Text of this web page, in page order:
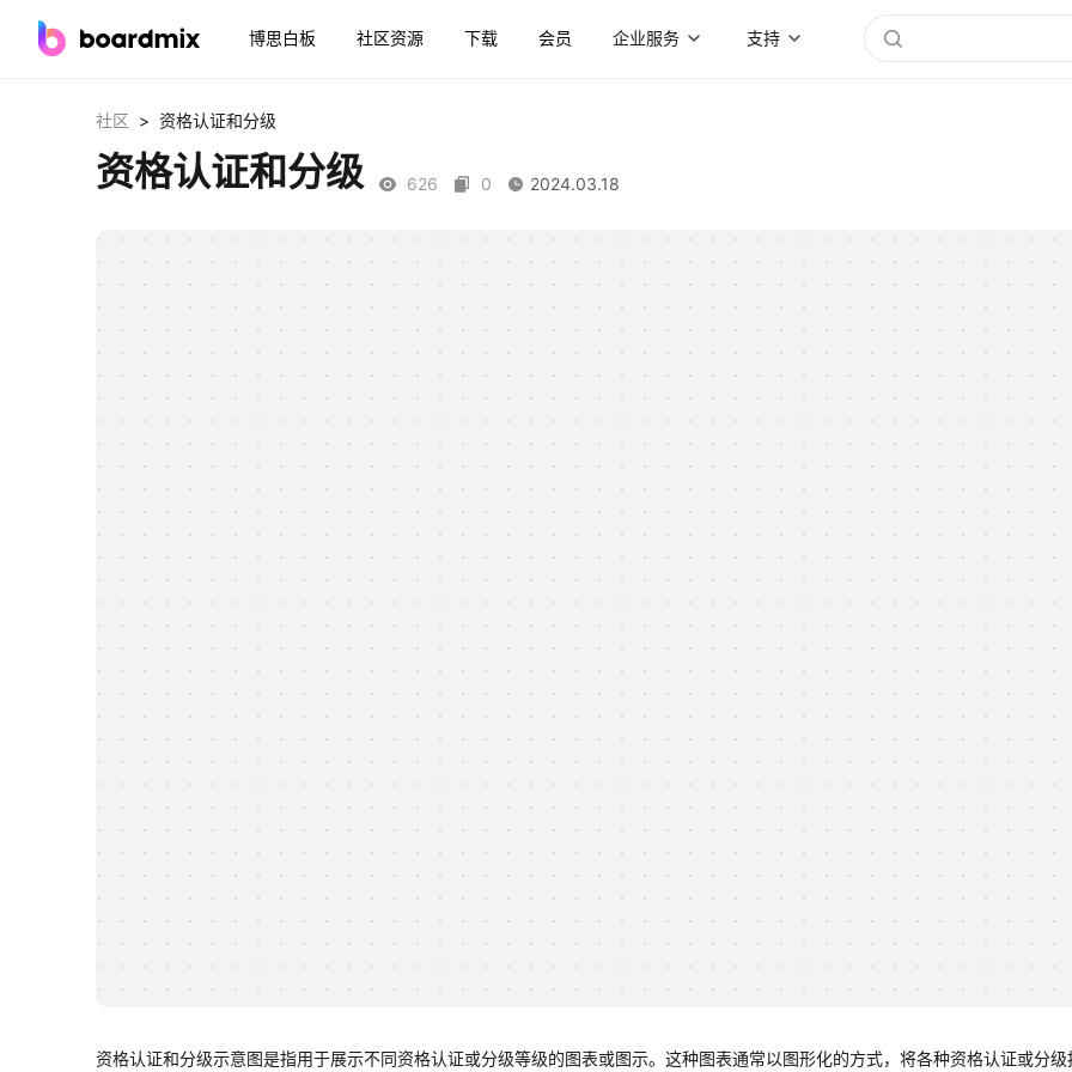
博思白板 社区资源 下载 会员 企业服务 支持
社区 > 资格认证和分级
资格认证和分级 626 0 2024.03.18
资格认证和分级示意图是指用于展示不同资格认证或分级等级的图表或图示。这种图表通常以图形化的方式，将各种资格认证或分级